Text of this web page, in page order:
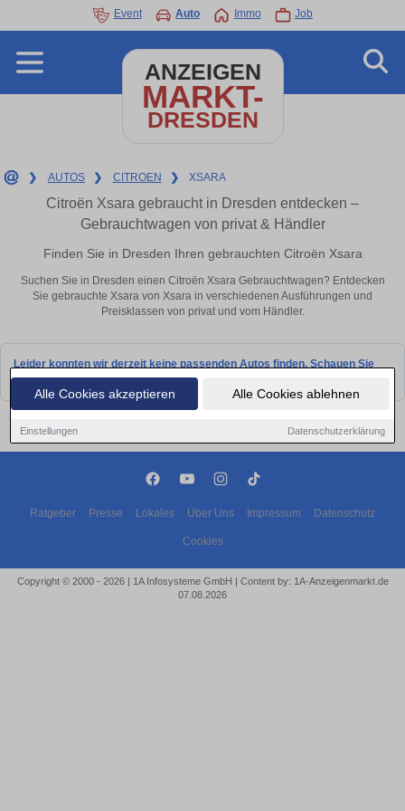
Alle Cookies akzeptieren Alle Cookies ablehnen
Einstellungen Datenschutzerklärung
Event Auto Immo Job
ANZEIGEN
MARKT-
DRESDEN
❯ AUTOS ❯ CITROEN ❯ XSARA
Citroën Xsara gebraucht in Dresden entdecken –
Gebrauchtwagen von privat & Händler
Finden Sie in Dresden Ihren gebrauchten Citroën Xsara
Suchen Sie in Dresden einen Citroën Xsara Gebrauchtwagen? Entdecken
Sie gebrauchte Xsara von Xsara in verschiedenen Ausführungen und
Preisklassen von privat und vom Händler.
Leider konnten wir derzeit keine passenden Autos finden. Schauen Sie
bald wieder vorbei!
Ratgeber Presse Lokales Über Uns Impressum Datenschutz
Cookies
Copyright © 2000 - 2026 | 1A Infosysteme GmbH | Content by: 1A-Anzeigenmarkt.de
07.08.2026